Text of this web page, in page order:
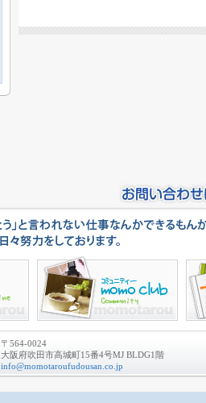
〒564-0024
大阪府吹田市高城町15番4号MJ BLDG1階
info@momotaroufudousan.co.jp